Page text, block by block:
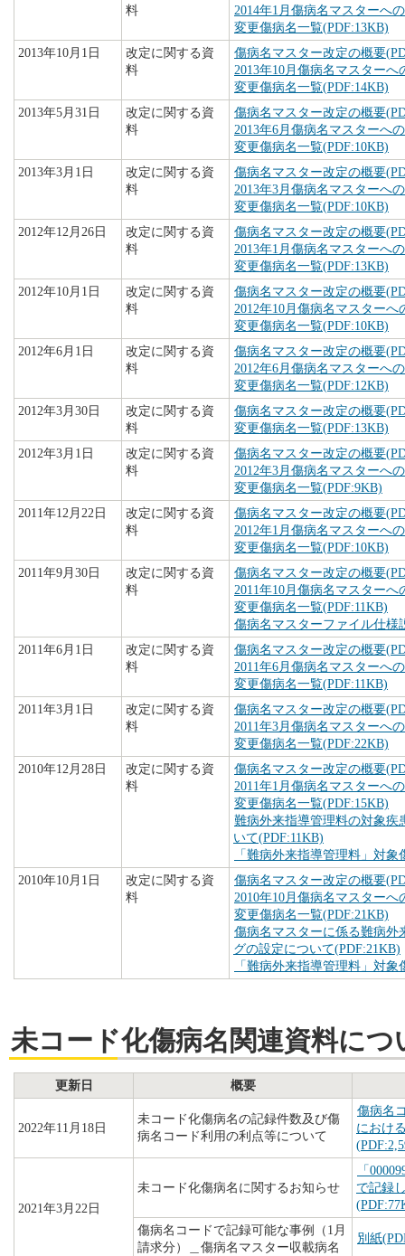
料
2014年1月傷病名マスターへ
変更傷病名一覧(PDF:13KB)
2013年10月1日
改定に関する資
料
傷病名マスター改定の概要
2013年10月傷病名マスター
変更傷病名一覧(PDF:14KB)
2013年5月31日
改定に関する資
料
傷病名マスター改定の概要
2013年6月傷病名マスターへ
変更傷病名一覧(PDF:10KB)
2013年3月1日
改定に関する資
料
傷病名マスター改定の概要
2013年3月傷病名マスターへ
変更傷病名一覧(PDF:10KB)
2012年12月26日
改定に関する資
料
傷病名マスター改定の概要
2013年1月傷病名マスターへ
変更傷病名一覧(PDF:13KB)
2012年10月1日
改定に関する資
料
傷病名マスター改定の概要
2012年10月傷病名マスター
変更傷病名一覧(PDF:10KB)
2012年6月1日
改定に関する資
料
傷病名マスター改定の概要
2012年6月傷病名マスターへ
変更傷病名一覧(PDF:12KB)
2012年3月30日
改定に関する資
料
傷病名マスター改定の概要
変更傷病名一覧(PDF:13KB)
2012年3月1日
改定に関する資
料
傷病名マスター改定の概要
2012年3月傷病名マスターへ
変更傷病名一覧(PDF:9KB)
2011年12月22日
改定に関する資
料
傷病名マスター改定の概要
2012年1月傷病名マスターへ
変更傷病名一覧(PDF:10KB)
2011年9月30日
改定に関する資
料
傷病名マスター改定の概要
2011年10月傷病名マスター
変更傷病名一覧(PDF:11KB)
傷病名マスターファイル仕様
2011年6月1日
改定に関する資
料
傷病名マスター改定の概要
2011年6月傷病名マスターへ
変更傷病名一覧(PDF:11KB)
2011年3月1日
改定に関する資
料
傷病名マスター改定の概要
2011年3月傷病名マスターへ
変更傷病名一覧(PDF:22KB)
2010年12月28日
改定に関する資
料
傷病名マスター改定の概要
2011年1月傷病名マスターへ
変更傷病名一覧(PDF:15KB)
難病外来指導管理料の対象疾
いて(PDF:11KB)
「難病外来指導管理料」対
2010年10月1日
改定に関する資
料
傷病名マスター改定の概要
2010年10月傷病名マスター
変更傷病名一覧(PDF:21KB)
傷病名マスターに係る難病外
グの設定について(PDF:21KB)
「難病外来指導管理料」対
未コード化傷病名関連資料につ
更新日 概要
2022年11月18日
未コード化傷病名の記録件数及び傷
病名コード利用の利点等について
傷病名
におけ
2021年3月22日
未コード化傷病名に関するお知らせ
「
で記録
傷病名コードで記録可能な事例（1月
請求分）＿傷病名マスター収載病名
別紙